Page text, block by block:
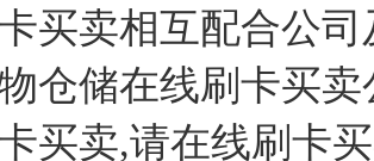
买卖相互配合公
仓储在线刷卡买
买卖,请在线刷卡